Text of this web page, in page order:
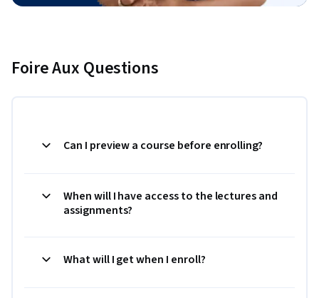
Foire Aux Questions
Can I preview a course before enrolling?
When will I have access to the lectures and
assignments?
What will I get when I enroll?